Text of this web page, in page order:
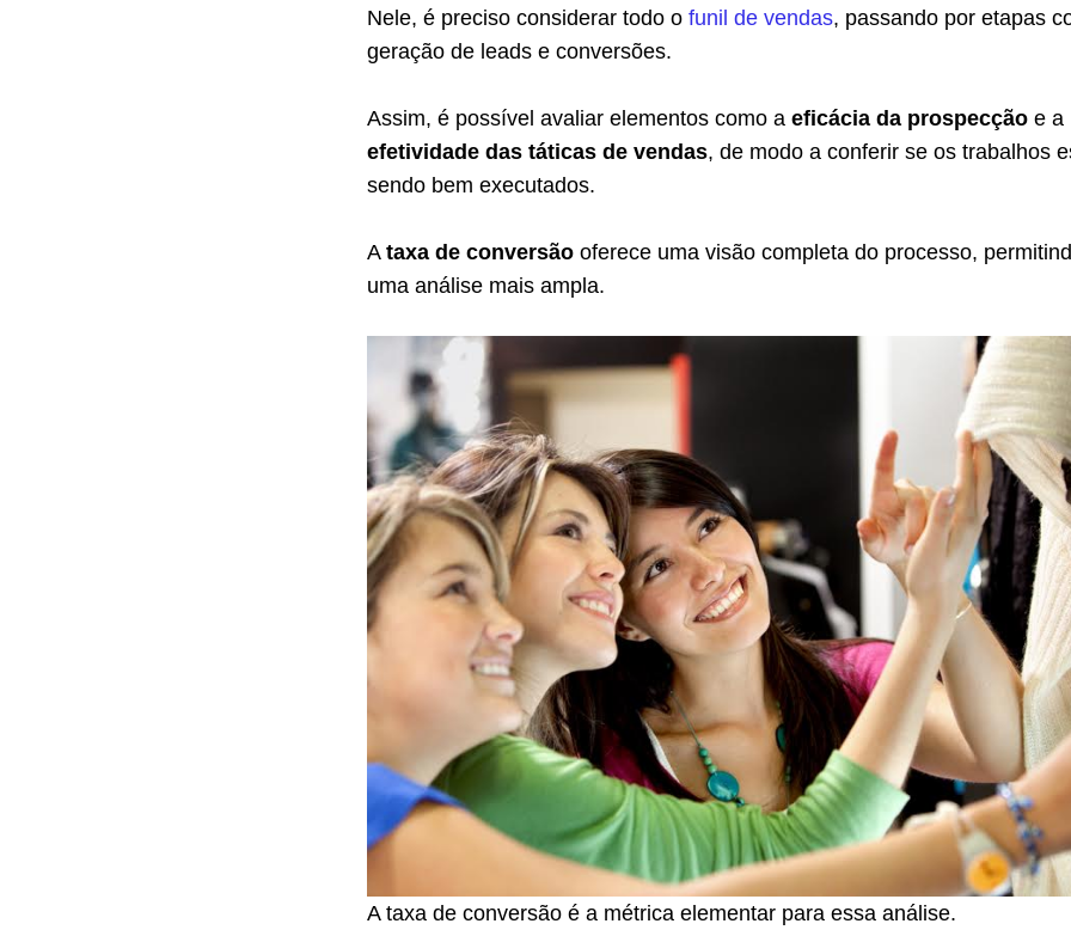
Nele, é preciso considerar todo o funil de vendas, passando por etapas
geração de leads e conversões.
Assim, é possível avaliar elementos como a eficácia da prospecção e a
efetividade das táticas de vendas, de modo a conferir se os trabalhos
sendo bem executados.
A taxa de conversão oferece uma visão completa do processo,
uma análise mais ampla.
A taxa de conversão é a métrica elementar para essa análise.